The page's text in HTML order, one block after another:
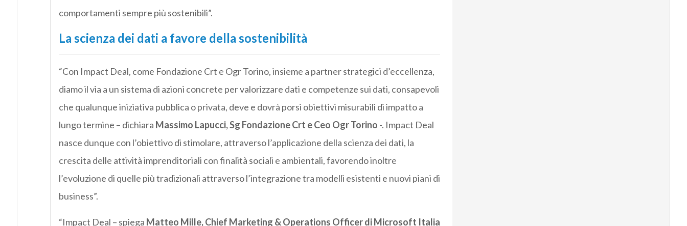
comportamenti sempre più sostenibili”.
La scienza dei dati a favore della sostenibilità
“Con Impact Deal, come Fondazione Crt e Ogr Torino, insieme a partner strategici d’eccellenza,
diamo il via a un sistema di azioni concrete per valorizzare dati e competenze sui dati, consapevoli
che qualunque iniziativa pubblica o privata, deve e dovrà porsi obiettivi misurabili di impatto a
lungo termine – dichiara Massimo Lapucci, Sg Fondazione Crt e Ceo Ogr Torino -. Impact Deal
nasce dunque con l’obiettivo di stimolare, attraverso l’applicazione della scienza dei dati, la
crescita delle attività imprenditoriali con finalità sociali e ambientali, favorendo inoltre
l’evoluzione di quelle più tradizionali attraverso l’integrazione tra modelli esistenti e nuovi piani di
business”.
“Impact Deal – spiega Matteo Mille, Chief Marketing & Operations Officer di Microsoft Italia